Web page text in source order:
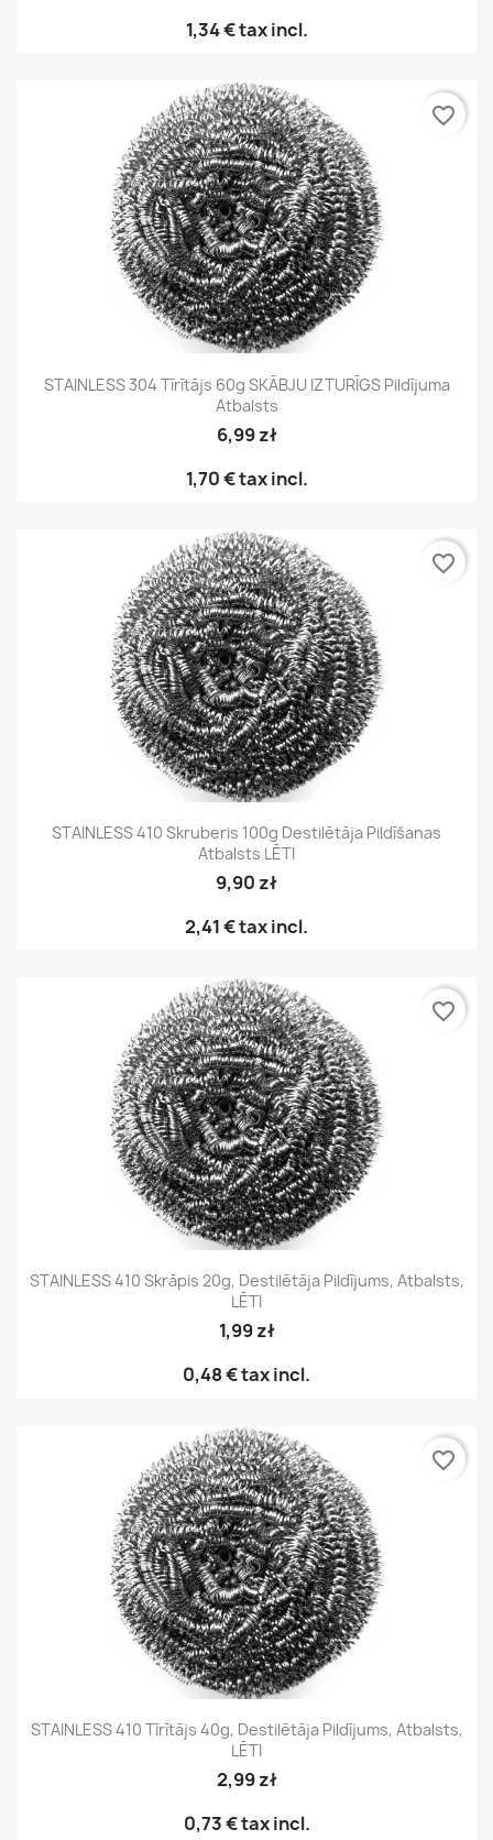
1,34 €tax incl.
STAINLESS 304 Tīrītājs 60g SKĀBJU IZTURĪGS Pildījuma
Atbalsts
6,99 zł
1,70 €tax incl.
favorite_border
STAINLESS 410 Skruberis 100g Destilētāja Pildīšanas
Atbalsts LĒTI
9,90 zł
2,41 €tax incl.
favorite_border
STAINLESS 410 Skrāpis 20g, Destilētāja Pildījums, Atbalsts,
LĒTI
1,99 zł
0,48 €tax incl.
favorite_border
STAINLESS 410 Tīrītājs 40g, Destilētāja Pildījums, Atbalsts,
LĒTI
2,99 zł
0,73 €tax incl.
favorite_border